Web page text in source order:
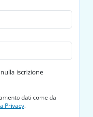
iscrizione
dati come da
Privacy.